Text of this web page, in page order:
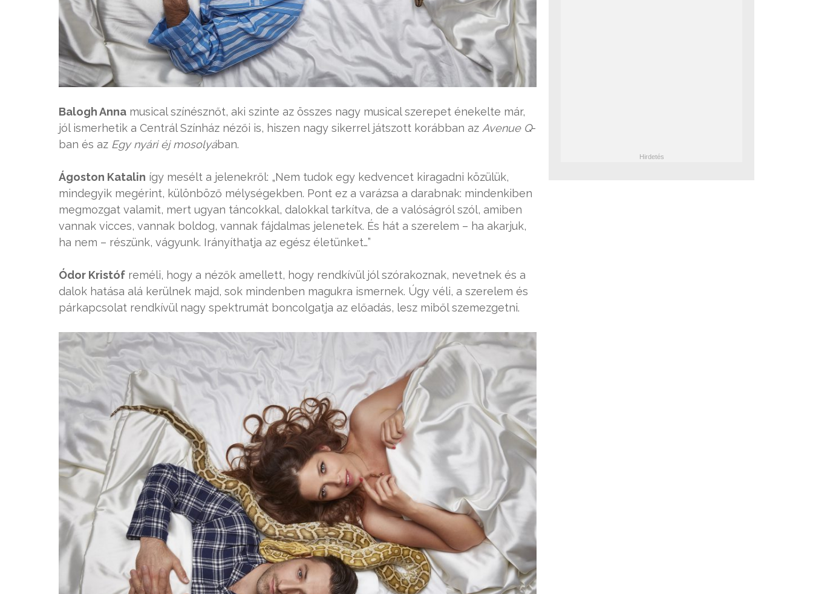
Balogh Anna musical színésznőt, aki szinte az összes nagy musical szerepet énekelte már,
jól ismerhetik a Centrál Színház nézői is, hiszen nagy sikerrel játszott korábban az Avenue Q-
ban és az Egy nyári éj mosolyában.
Ágoston Katalin így mesélt a jelenekről: „Nem tudok egy kedvencet kiragadni közülük,
mindegyik megérint, különböző mélységekben. Pont ez a varázsa a darabnak: mindenkiben
megmozgat valamit, mert ugyan táncokkal, dalokkal tarkítva, de a valóságról szól, amiben
vannak vicces, vannak boldog, vannak fájdalmas jelenetek. És hát a szerelem – ha akarjuk,
ha nem – részünk, vágyunk. Irányíthatja az egész életünket…”
Ódor Kristóf reméli, hogy a nézők amellett, hogy rendkívül jól szórakoznak, nevetnek és a
dalok hatása alá kerülnek majd, sok mindenben magukra ismernek. Úgy véli, a szerelem és
párkapcsolat rendkívül nagy spektrumát boncolgatja az előadás, lesz miből szemezgetni.